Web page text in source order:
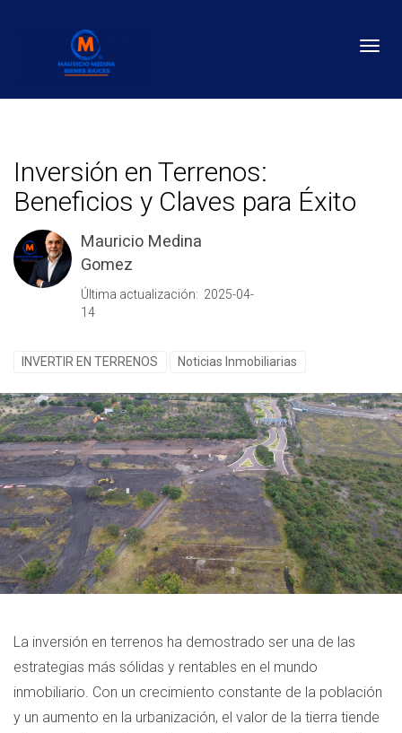
Inversión en Terrenos:
Beneficios y Claves para Éxito
Mauricio Medina
Gomez
Última actualización: 2025-04-
14
INVERTIR EN TERRENOS Noticias Inmobiliarias
La inversión en terrenos ha demostrado ser una de las
estrategias más sólidas y rentables en el mundo
inmobiliario. Con un crecimiento constante de la población
y un aumento en la urbanización, el valor de la tierra tiende